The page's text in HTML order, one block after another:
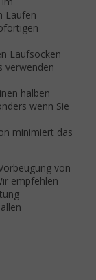
Läufen
Laufsocken
verwenden
halben
wenn Sie
minimiert das
von
empfehlen